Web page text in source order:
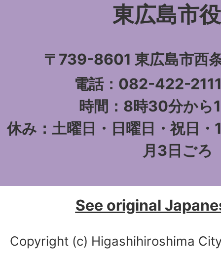
東広島市
〒739-8601 東広
電話：082-422-
時間：8時30分から
休み：土曜日・日曜日・祝日
月3日ごろ
See original
Copyright (c) Higashihiroshima